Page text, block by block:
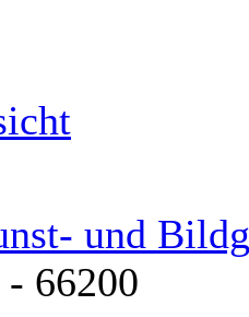
und
66200